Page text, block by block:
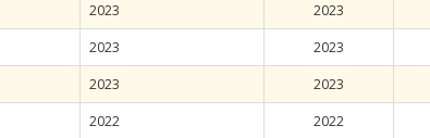
2023 2023
2023 2023
2023 2023
2022 2022